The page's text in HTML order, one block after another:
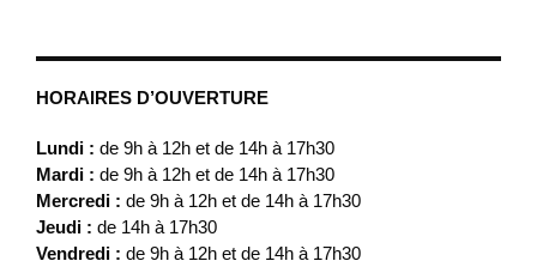
HORAIRES D’OUVERTURE
Lundi : de 9h à 12h et de 14h à 17h30
Mardi : de 9h à 12h et de 14h à 17h30
Mercredi : de 9h à 12h et de 14h à 17h30
Jeudi : de 14h à 17h30
Vendredi : de 9h à 12h et de 14h à 17h30